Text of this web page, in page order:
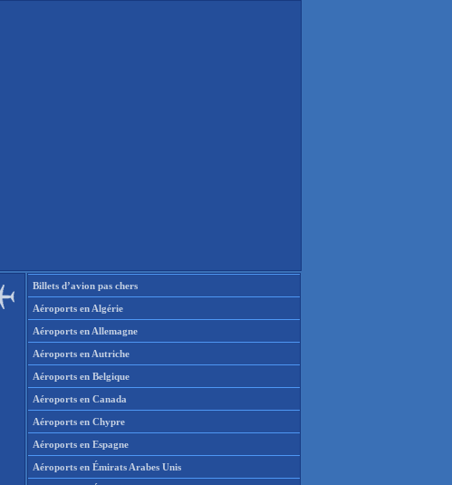
Billets d’avion pas chers
Aéroports en Algérie
Aéroports en Allemagne
Aéroports en Autriche
Aéroports en Belgique
Aéroports en Canada
Aéroports en Chypre
Aéroports en Espagne
Aéroports en Émirats Arabes Unis